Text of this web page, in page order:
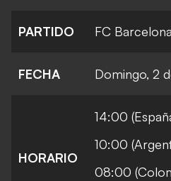
PARTIDO FC
FECHA Domingo, 2
HORARIO
14:00
10:00
08:00